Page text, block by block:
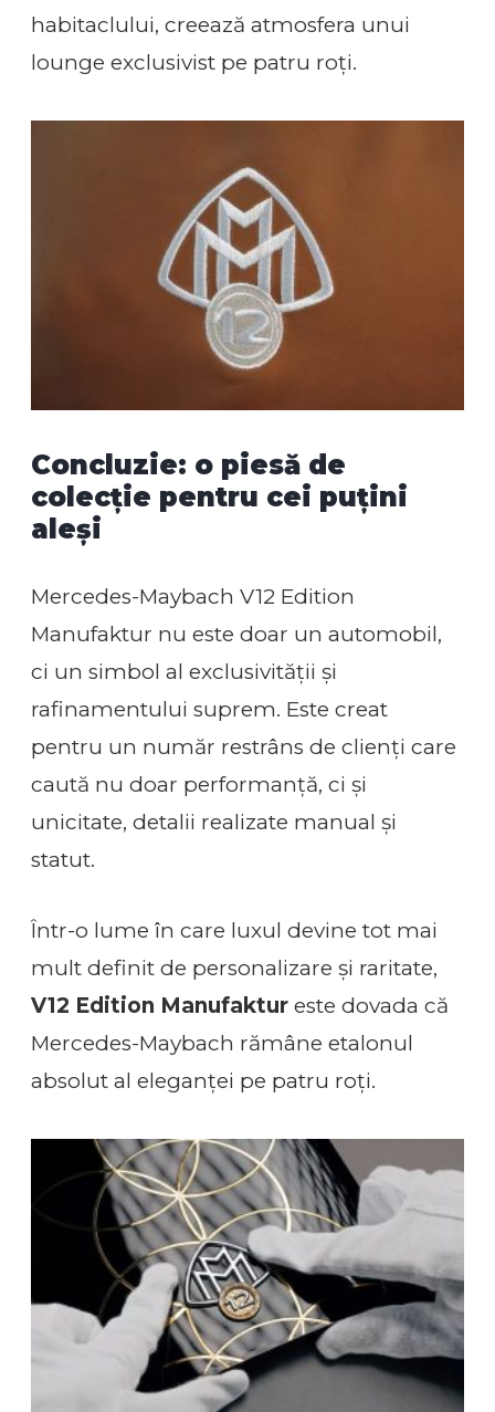
habitaclului, creează atmosfera unui
lounge exclusivist pe patru roți.
Concluzie: o piesă de
colecție pentru cei puțini
aleși
Mercedes-Maybach V12 Edition
Manufaktur nu este doar un automobil,
ci un simbol al exclusivității și
rafinamentului suprem. Este creat
pentru un număr restrâns de clienți care
caută nu doar performanță, ci și
unicitate, detalii realizate manual și
statut.
Într-o lume în care luxul devine tot mai
mult definit de personalizare și raritate,
V12 Edition Manufaktureste dovada că
Mercedes-Maybach rămâne etalonul
absolut al eleganței pe patru roți.